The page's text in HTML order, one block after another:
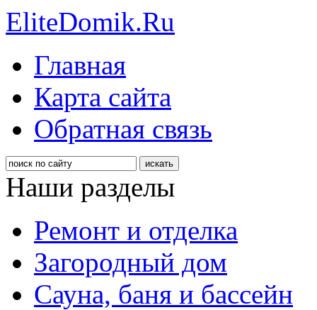
EliteDomik.Ru
Главная
Карта сайта
Обратная связь
Наши разделы
Ремонт и отделка
Загородный дом
Сауна, баня и бассейн